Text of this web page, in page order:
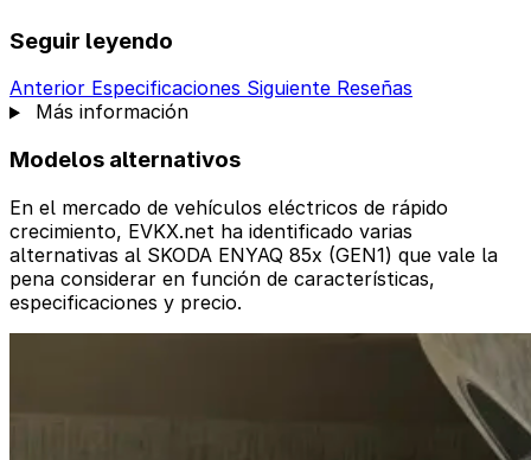
Seguir leyendo
Anterior Especificaciones Siguiente Reseñas
Más información
Modelos alternativos
En el mercado de vehículos eléctricos de rápido
crecimiento, EVKX.net ha identificado varias
alternativas al SKODA ENYAQ 85x (GEN1) que vale la
pena considerar en función de características,
especificaciones y precio.